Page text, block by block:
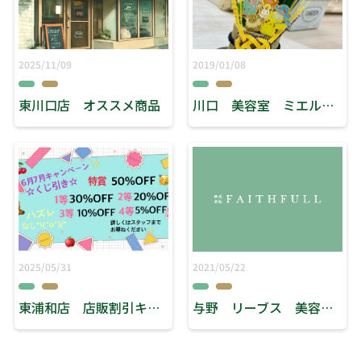
2025/11/09
東川口店 オススメ商品
2019/01/08
川口 美容室 ミエル ヘアースタジオリーブス 『明けましておめでとうございます。』
2025/05/31
東浦和店 店販割引キャンペーン！！
2021/05/22
与野 リーブス 美容室 「4月より」